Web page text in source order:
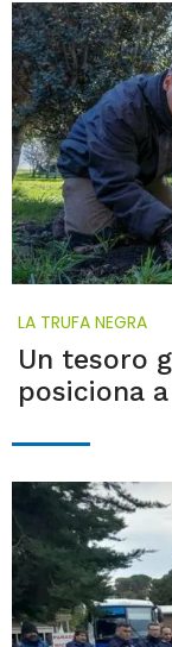
LA TRUFA NEGRA
Un tesoro
posiciona